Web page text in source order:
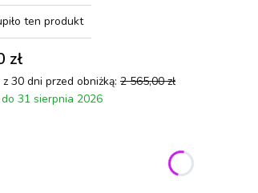
ten produkt
zł
30 dni przed obniżką: 2 565,00 zł
31 sierpnia 2026